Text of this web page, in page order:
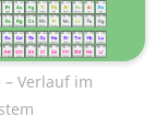
Verlauf im